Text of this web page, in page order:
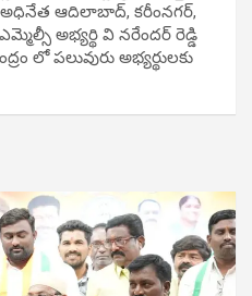
అధినేత ఆదిలాబాద్, కరీంనగర్,
అభ్యర్థి వి నరేందర్ రెడ్డి
లో పలువురు అభ్యర్థులకు